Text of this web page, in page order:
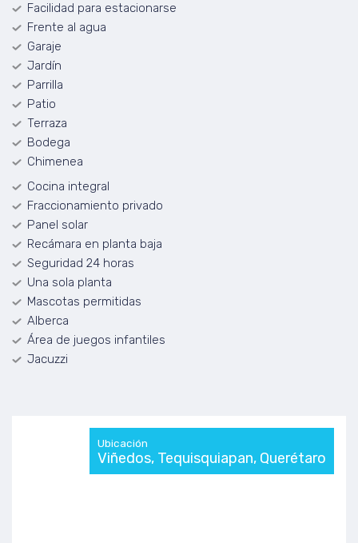
Facilidad para estacionarse
Frente al agua
Garaje
Jardín
Parrilla
Patio
Terraza
Bodega
Chimenea
Cocina integral
Fraccionamiento privado
Panel solar
Recámara en planta baja
Seguridad 24 horas
Una sola planta
Mascotas permitidas
Alberca
Área de juegos infantiles
Jacuzzi
Ubicación
Viñedos, Tequisquiapan, Querétaro